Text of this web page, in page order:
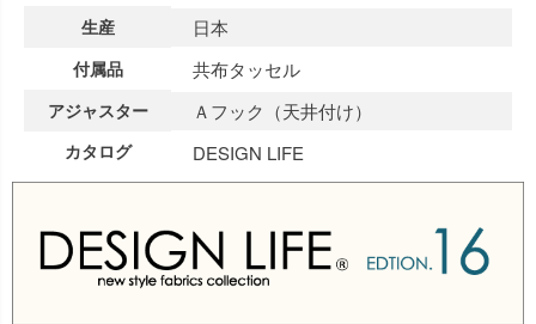
生産 日本
付属品 共布タッセル
アジャスター Ａフック（天井付け）
カタログ DESIGN LIFE